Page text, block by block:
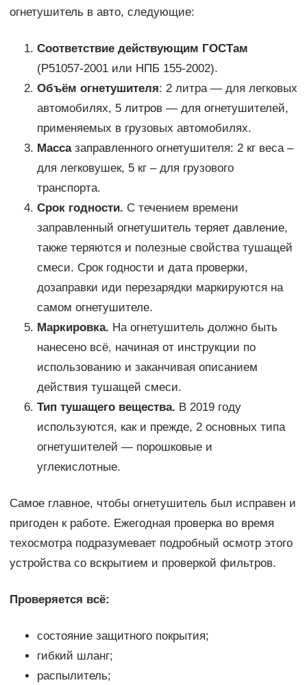
огнетушитель в авто, следующие:
Соответствие действующим ГОСТам
(Р51057-2001 или НПБ 155-2002).
Объём огнетушителя: 2 литра — для легковых
автомобилях, 5 литров — для огнетушителей,
применяемых в грузовых автомобилях.
Массазаправленного огнетушителя: 2 кг веса –
для легковушек, 5 кг – для грузового
транспорта.
Срок годности. С течением времени
заправленный огнетушитель теряет давление,
также теряются и полезные свойства тушащей
смеси. Срок годности и дата проверки,
дозаправки иди перезарядки маркируются на
самом огнетушителе.
Маркировка. На огнетушитель должно быть
нанесено всё, начиная от инструкции по
использованию и заканчивая описанием
действия тушащей смеси.
Тип тушащего вещества. В 2019 году
используются, как и прежде, 2 основных типа
огнетушителей — порошковые и
углекислотные.
Самое главное, чтобы огнетушитель был исправен и
пригоден к работе. Ежегодная проверка во время
техосмотра подразумевает подробный осмотр этого
устройства со вскрытием и проверкой фильтров.
Проверяется всё:
состояние защитного покрытия;
гибкий шланг;
распылитель;